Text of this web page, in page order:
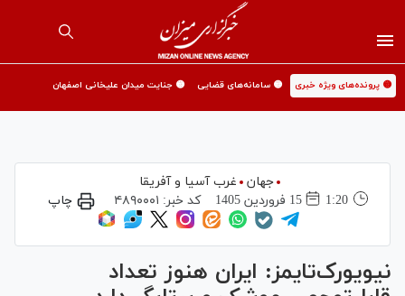
🟡 پرونده‌های ویژه خبری 🟡 سامانه‌های قضایی 🟡 جنایت میدان علیخانی اصفهان
جهان
غرب آسیا و آفریقا
1:20
15 فروردين 1405 کد خبر: ۴۸۹۰۰۰۱ چاپ
نیویورک‌تایمز: ایران هنوز تعداد